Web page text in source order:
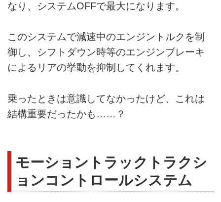
なり、システムOFFで最大になります。
このシステムで減速中のエンジントルクを制
御し、シフトダウン時等のエンジンブレーキ
によるリアの挙動を抑制してくれます。
乗ったときは意識してなかったけど、これは
結構重要だったかも……？
モーショントラックトラクシ
ョンコントロールシステム